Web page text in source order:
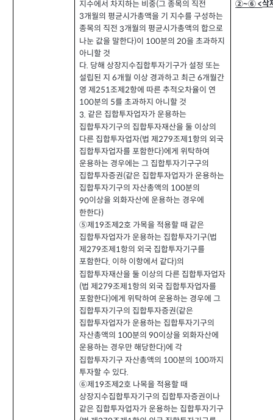
지수에서 차지하는 비중(그 종목의 직전
3개월의 평균시가총액을 기 지수를 구성하는
종목의 직전 3개월의 평균시가총액의 합으로
나눈 값을 말한다)이 100분의 20을 초과하지
아니할 것
다. 당해 상장지수집합투자기구가 설정 또는
설립된 지 6개월 이상 경과하고 최근6개월간
영 제251조제2항에 따른 추적오차율이 연
100분의 5를 초과하지 아니할 것
3. 같은 집합투자업자가 운용하는
집합투자기구의 집합투자재산을 둘 이상의
다른 집합투자업자(법 제279조제1항의 외국
집합투자업자를 포함한다)에게 위탁하여
운용하는 경우에는 그 집합투자기구구의
집합투자증권(같은 집합투자업자가 운용하는
집합투자기구의 자산총액의 100분의
90이상을 외화자산에 운용하는 경우에
한한다)
⑤제 19조제2호 가목을 적용할 때 같은
집합투자업자가 운용하는 집합투자기구(법
제279조제 1항의 외국 집합투자기구를
포함한다. 이하 이항에서 같다)의
집합투자재산을 둘 이상의 다른 집합투자업자
(법 제279조제1항의 외국 집합투자업자를
포함한다)에게 위탁하여 운용하는 경우에 그
집합투자기구의 집합투자증권(같은
집합투자업자가 운용하는 집합투자기구의
자산총액의 100분의 90이상을 외화자산에
운용하는 경우만 해당한다)에 각
집합투자기구 자산총액의 100분의 100까지
투자할 수 있다.
⑥제 19조제2호 나목을 적용할 때
상장지수집합투자기구의 집합투자증권이나
같은 집합투자업자가 운용하는 집합투자기구
②~⑥ <삭